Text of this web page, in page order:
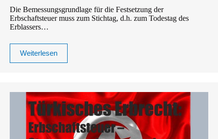
Die Bemessungsgrundlage für die Festsetzung der
Erbschaftsteuer muss zum Stichtag, d.h. zum Todestag des
Erblassers…
Weiterlesen